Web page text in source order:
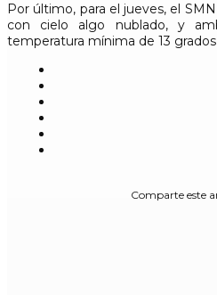
Por último, para el jueves, el
con cielo algo nublado, y
temperatura mínima de 13
Comparte este